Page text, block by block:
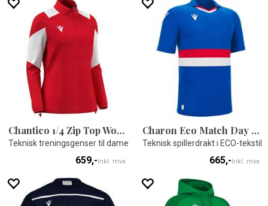
Chantico 1/4 Zip Top Woman
Teknisk treningsgenser til dame
659,-Inkl. mva
Charon Eco Match Day Shirt
Teknisk spillerdrakt i ECO-tekstil
665,-Inkl. mva